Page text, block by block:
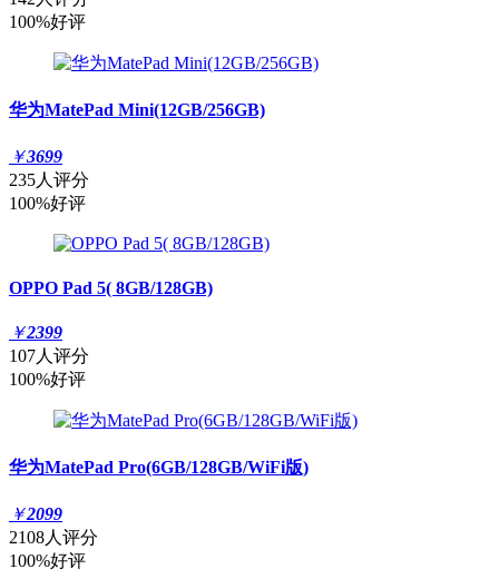
100%好评
华为MatePad Mini(12GB/256GB)
￥3699
235人评分
100%好评
OPPO Pad 5( 8GB/128GB)
￥2399
107人评分
100%好评
华为MatePad Pro(6GB/128GB/WiFi版)
￥2099
2108人评分
100%好评